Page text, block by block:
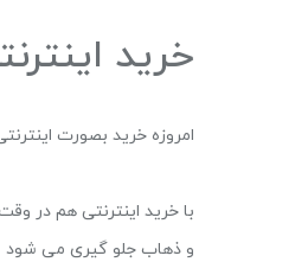
خرید
امروزه خرید بصورت
با خرید اینترنتی هم در
و ذهاب جلو گیری می شود